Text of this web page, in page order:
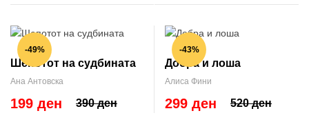
-49%
Шепотот на судбината
Ана Антовска
390 ден
199 ден
-43%
Добра и лоша
Алиса Фини
520 ден
299 ден